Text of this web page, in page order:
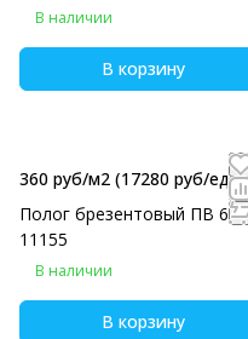
В наличии
В корзину
360 руб/м2 (17280 руб/eд)
Полог брезентовый ПВ
11155
В наличии
В корзину